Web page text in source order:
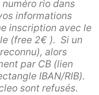
rio dans
informations
inscription avec le
(free 2€ ). Si un
alors
par CB (lien
IBAN/RIB).
sont refusés.